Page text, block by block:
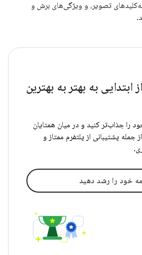
تصویر، و ویژگی‌های برش و
ابتدایی به بهتر به بهترین
را جذاب‌تر کنید و در میان همتایان
جمله پشتیبانی از پلتفرم ممتاز و
خود را رشد دهید